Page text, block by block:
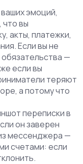
эмоций,
что вы
акты, платежки,
Если вы не
—
если вы
теряют
а потому что
переписки в
он заверен
мессенджера —
счетами: если